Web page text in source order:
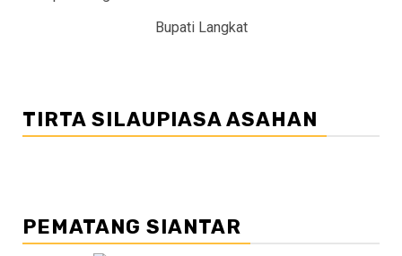
Bupati Langkat
TIRTA SILAUPIASA ASAHAN
PEMATANG SIANTAR